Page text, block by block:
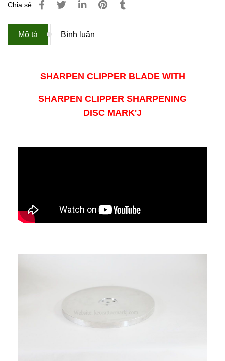
Chia sẻ
Mô tả Bình luận
SHARPEN CLIPPER BLADE WITH
SHARPEN CLIPPER SHARPENING
DISC MARK'J